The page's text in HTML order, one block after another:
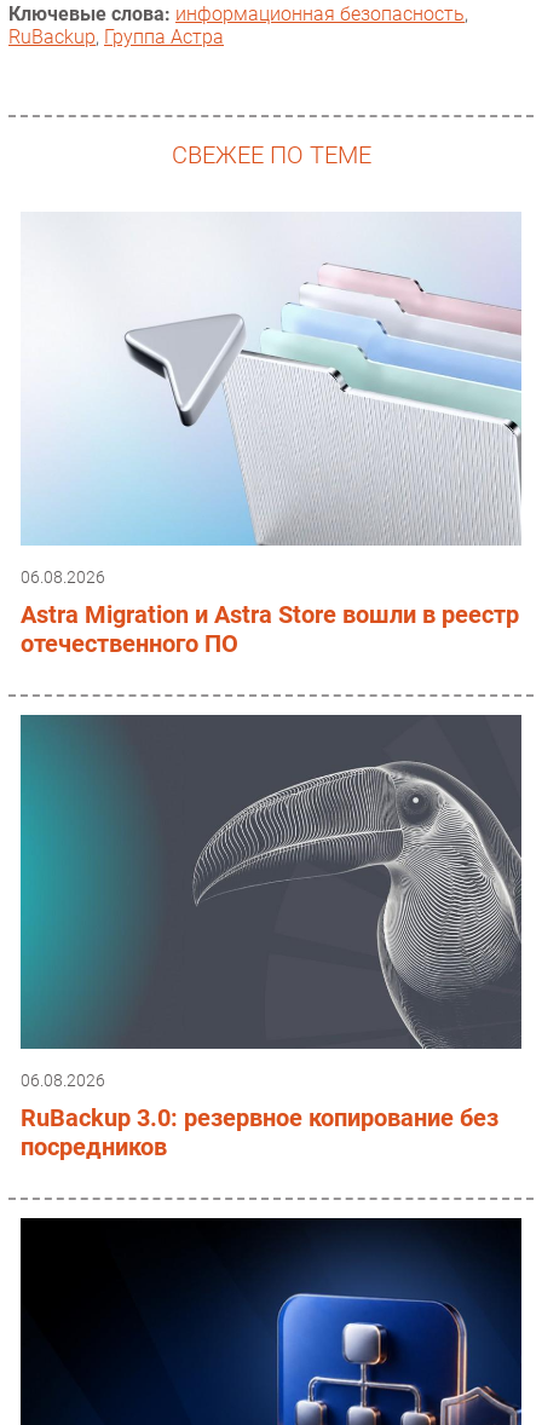
Ключевые слова: информационная безопасность,
RuBackup, Группа Астра
СВЕЖЕЕ ПО ТЕМЕ
06.08.2026
Astra Migration и Astra Store вошли в реестр
отечественного ПО
06.08.2026
RuBackup 3.0: резервное копирование без
посредников